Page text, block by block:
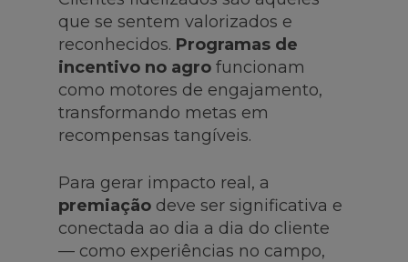
que se sentem valorizados e
reconhecidos. Programas de
incentivo no agro funcionam
como motores de engajamento,
transformando metas em
recompensas tangíveis.
Para gerar impacto real, a
premiação deve ser significativa e
conectada ao dia a dia do cliente
— como experiências no campo,